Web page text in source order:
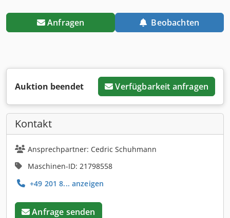
Anfragen Beobachten
Auktion beendet Verfügbarkeit anfragen
Kontakt
Ansprechpartner: Cedric Schuhmann
Maschinen-ID: 21798558
+49 201 8... anzeigen
Anfrage senden